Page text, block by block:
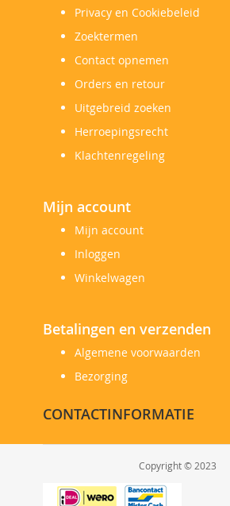
Privacy en Cookiebeleid
Zoektermen
Contact opnemen
Orders en retour
Uitgebreid zoeken
Herroepingsrecht
Klachtenregeling
Mijn account
Mijn account
Inloggen
Winkelwagen
Betalingen en verzenden
Algemene voorwaarden
Bezorging
CONTACTINFORMATIE
Copyright © 2023